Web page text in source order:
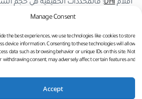
Manage Consent
the best experiences, we use technologies like cookies to store
device information. Consenting to these technologies will allow
data such as browsing behavior or unique IDs on this site. Not
withdrawing consent, may adversely affect certain features and
Accept
أقلامDHI؛ فالمحددات الحقيقية هي حجم
واستجابة أنسجة المريض وليست أداة
متى تتصل بالعيادة فوراً؟